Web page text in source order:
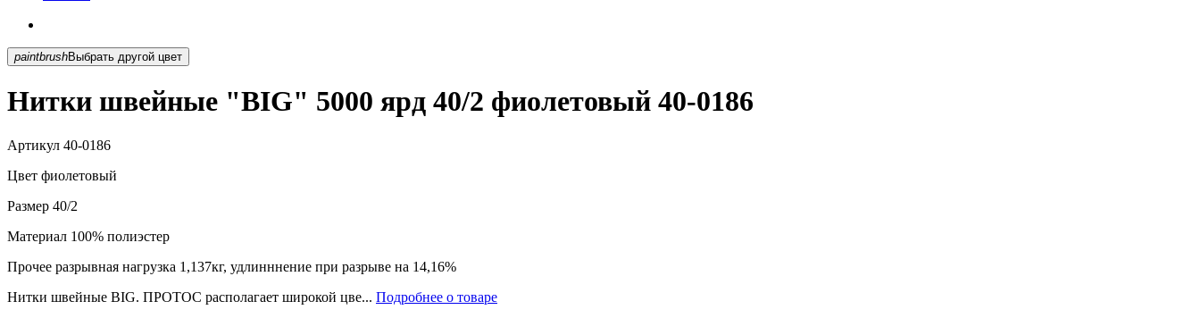
paintbrush Выбрать другой цвет
Нитки швейные "BIG" 5000 ярд 40/2 фиолетовый 40-0186
Артикул 40-0186
Цвет фиолетовый
Размер 40/2
Материал 100% полиэстер
Прочее разрывная нагрузка 1,137кг, удлинннение при разрыве на 14,16%
Нитки швейные BIG. ПРОТОС располагает широкой цве... Подробнее о товаре